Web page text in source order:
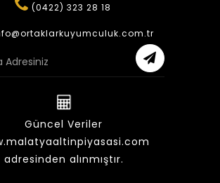
(0422) 323 28 18
Güncel Veriler
adresinden alınmıştır.